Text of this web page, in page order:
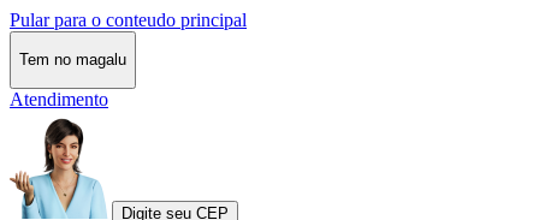
Pular para o conteudo principal
Tem no magalu
Atendimento
Digite seu CEP